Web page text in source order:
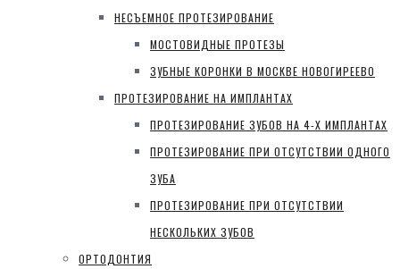
НЕСЪЕМНОЕ ПРОТЕЗИРОВАНИЕ
МОСТОВИДНЫЕ ПРОТЕЗЫ
ЗУБНЫЕ КОРОНКИ В МОСКВЕ НОВОГИРЕЕВО
ПРОТЕЗИРОВАНИЕ НА ИМПЛАНТАХ
ПРОТЕЗИРОВАНИЕ ЗУБОВ НА 4-Х ИМПЛАНТАХ
ПРОТЕЗИРОВАНИЕ ПРИ ОТСУТСТВИИ ОДНОГО
ЗУБА
ПРОТЕЗИРОВАНИЕ ПРИ ОТСУТСТВИИ
НЕСКОЛЬКИХ ЗУБОВ
ОРТОДОНТИЯ